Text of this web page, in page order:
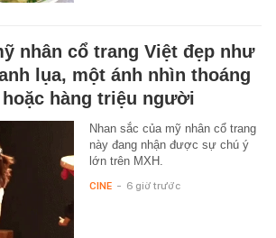
nhân cổ trang Việt đẹp như
lụa, một ánh nhìn thoáng
hàng triệu người
Nhan sắc của mỹ nhân cổ trang
này đang nhận được sự chú ý
lớn trên MXH.
CINE - 6 giờ trước